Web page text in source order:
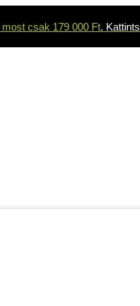
most csak 179 000 Ft. Kattints